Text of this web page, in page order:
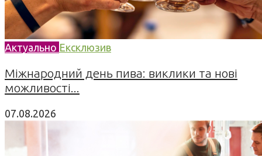
Актуально Ексклюзив
Міжнародний день пива: виклики та нові
можливості...
07.08.2026